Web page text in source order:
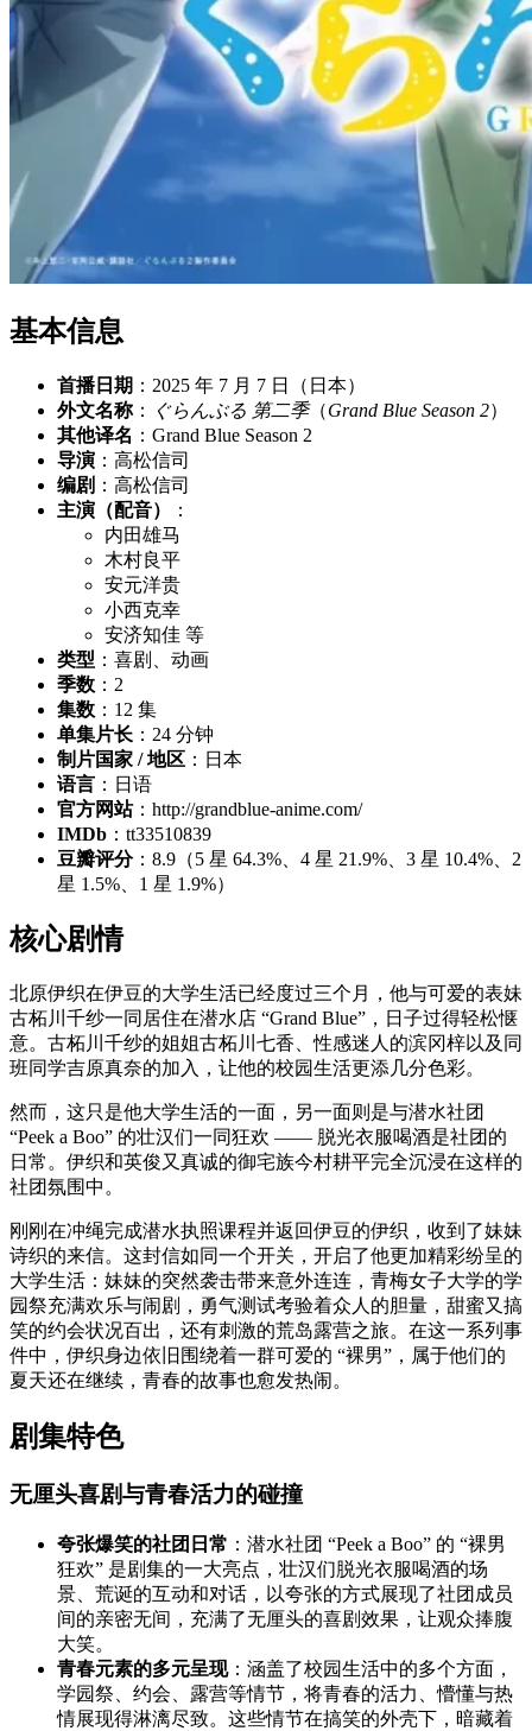
基本信息
首播日期 ：2025 年 7 月 7 日（日本）
外文名称： ぐらんぶる 第二季（Grand Blue Season 2）
其他译名 ：Grand Blue Season 2
导演 ：高松信司
编剧 ：高松信司
主演（配音）
：
内田雄马
木村良平
安元洋贵
小西克幸
安济知佳 等
类型 ：喜剧、动画
季数 ：2
集数 ：12 集
单集片长 ：24 分钟
制片国家 / 地区 ：日本
语言 ：日语
官方网站：http://grandblue-anime.com/
IMDb ：tt33510839
豆瓣评分：8.9（5 星 64.3%、4 星 21.9%、3 星 10.4%、2
星 1.5%、1 星 1.9%）
核心剧情
北原伊织在伊豆的大学生活已经度过三个月，他与可爱的表妹
古柘川千纱一同居住在潜水店 “Grand Blue”，日子过得轻松惬
意。古柘川千纱的姐姐古柘川七香、性感迷人的滨冈梓以及同
班同学吉原真奈的加入，让他的校园生活更添几分色彩。
然而，这只是他大学生活的一面，另一面则是与潜水社团
“Peek a Boo” 的壮汉们一同狂欢 —— 脱光衣服喝酒是社团的
日常。伊织和英俊又真诚的御宅族今村耕平完全沉浸在这样的
社团氛围中。
刚刚在冲绳完成潜水执照课程并返回伊豆的伊织，收到了妹妹
诗织的来信。这封信如同一个开关，开启了他更加精彩纷呈的
大学生活：妹妹的突然袭击带来意外连连，青梅女子大学的学
园祭充满欢乐与闹剧，勇气测试考验着众人的胆量，甜蜜又搞
笑的约会状况百出，还有刺激的荒岛露营之旅。在这一系列事
件中，伊织身边依旧围绕着一群可爱的 “裸男”，属于他们的
夏天还在继续，青春的故事也愈发热闹。
剧集特色
无厘头喜剧与青春活力的碰撞
夸张爆笑的社团日常 ：潜水社团 “Peek a Boo” 的 “裸男
狂欢” 是剧集的一大亮点，壮汉们脱光衣服喝酒的场
景、荒诞的互动和对话，以夸张的方式展现了社团成员
间的亲密无间，充满了无厘头的喜剧效果，让观众捧腹
大笑。
青春元素的多元呈现：涵盖了校园生活中的多个方面，
学园祭、约会、露营等情节，将青春的活力、懵懂与热
情展现得淋漓尽致。这些情节在搞笑的外壳下，暗藏着